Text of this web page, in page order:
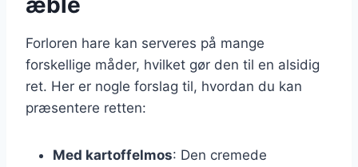
Forloren hare kan serveres på mange
forskellige måder, hvilket gør den til en alsidig
ret. Her er nogle forslag til, hvordan du kan
præsentere retten:
Med kartoffelmos: Den cremede